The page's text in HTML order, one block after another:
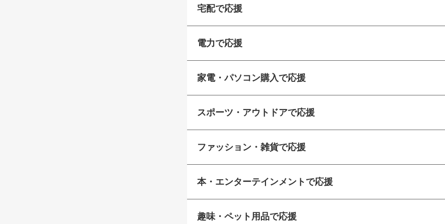
宅配で応援
電力で応援
家電・パソコン購入で応援
スポーツ・アウトドアで応援
ファッション・雑貨で応援
本・エンターテインメントで応援
趣味・ペット用品で応援